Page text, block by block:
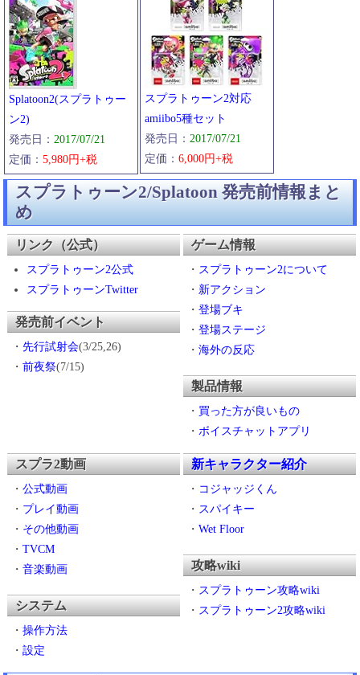
Splatoon2(スプラトゥー
ン2)
発売日： 2017/07/21
定価： 5,980円+税
スプラトゥーン2対応
amiibo5種セット
発売日： 2017/07/21
定価： 6,000円+税
スプラトゥーン2/Splatoon 発売前情報まと
め
リンク（公式）
スプラトゥーン2公式
スプラトゥーンTwitter
発売前イベント
・ 先行試射会(3/25,26)
・ 前夜祭(7/15)
ゲーム情報
・ スプラトゥーン2について
・ 新アクション
・ 登場ブキ
・ 登場ステージ
・ 海外の反応
製品情報
・ 買った方が良いもの
・ ボイスチャットアプリ
スプラ2動画
・ 公式動画
・ プレイ動画
・ その他動画
・ TVCM
・ 音楽動画
システム
・ 操作方法
・ 設定
新キャラクター紹介
・ コジャッジくん
・ スパイキー
・ Wet Floor
攻略wiki
・ スプラトゥーン攻略wiki
・ スプラトゥーン2攻略wiki